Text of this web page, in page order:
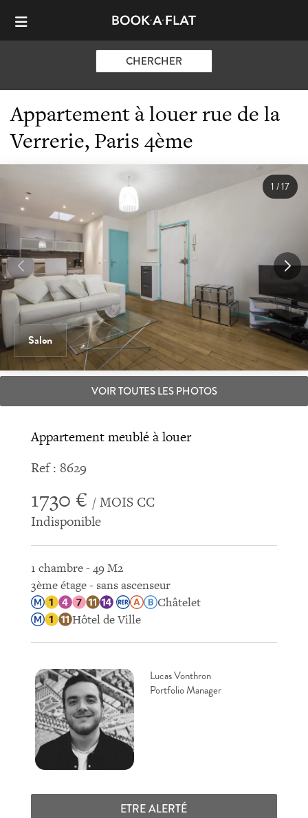
CHERCHER
Appartement à louer rue de la
Verrerie, Paris 4ème
Salon
1 /17
VOIR TOUTES LES PHOTOS
Appartement meublé à louer
Ref : 8629
1730 € / MOIS CC
Indisponible
1 chambre - 49 M2
3ème étage - sans ascenseur
Châtelet
Hôtel de Ville
Lucas Vonthron
Portfolio Manager
ETRE ALERTÉ